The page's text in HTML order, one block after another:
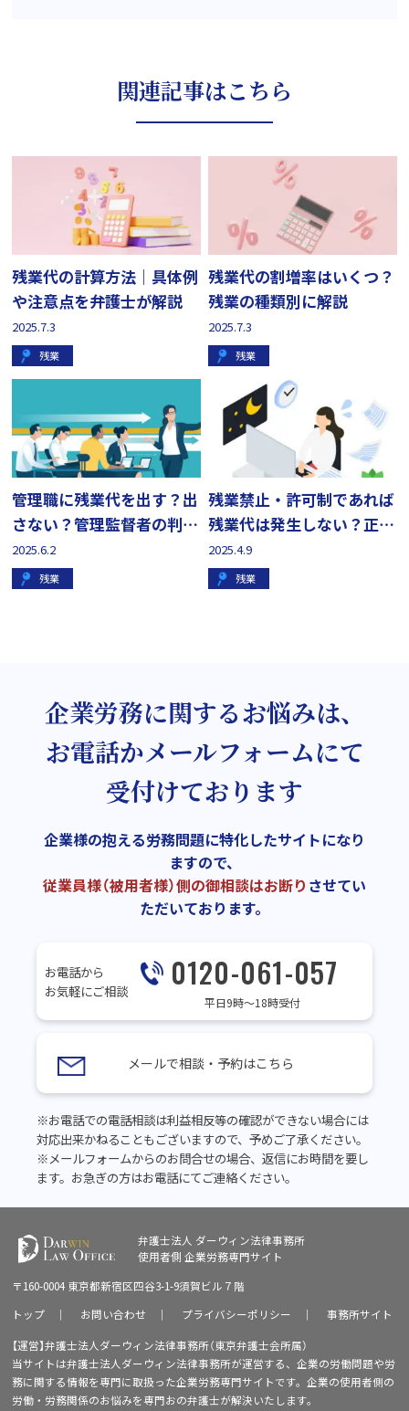
関連記事はこちら
残業代の計算方法｜具体例
や注意点を弁護士が解説
2025.7.3
残業
残業代の割増率はいくつ？
残業の種類別に解説
2025.7.3
残業
管理職に残業代を出す？出
さない？管理監督者の判断
基準を解説
2025.6.2
残業
残業禁止・許可制であれば
残業代は発生しない？正し
い方法を解説
2025.4.9
残業
企業労務に関するお悩みは、
お電話かメールフォームにて
受付けております
企業様の抱える労務問題に特化したサイトになり
ますので、
従業員様（被用者様）側の御相談はお断り させてい
ただいております。
お電話から
お気軽にご相談
0120-061-057
平日9時～18時受付
メールで相談・予約はこちら
※お電話での電話相談は利益相反等の確認ができない場合には
対応出来かねることもございますので、予めご了承ください。
※メールフォームからのお問合せの場合、返信にお時間を要し
ます。お急ぎの方はお電話にてご連絡ください。
弁護士法人 ダーウィン法律事務所
使用者側 企業労務専門サイト
〒160-0004 東京都新宿区四谷3-1-9須賀ビル７階
トップ ｜ お問い合わせ ｜ プライバシーポリシー ｜
事務所サイト
【運営】弁護士法人ダーウィン法律事務所（東京弁護士会所属）
当サイトは弁護士法人ダーウィン法律事務所が運営する、企業の労働問題や労
務に関する情報を専門に取扱った企業労務専門サイトです。企業の使用者側の
労働・労務関係のお悩みを専門おの弁護士が解決いたします。